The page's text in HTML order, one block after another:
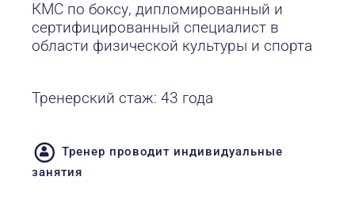
КМС по боксу, дипломированный и
сертифицированный специалист в
области физической культуры и спорта
Тренерский стаж: 43 года
Тренер проводит индивидуальные
занятия